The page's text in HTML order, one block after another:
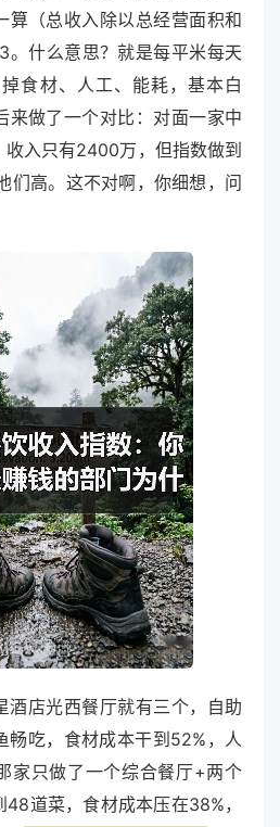
算（总收入除以总经营面积和
。什么意思？就是每平米每天
食材、人工、能耗，基本白
来做了一个对比：对面一家中
入只有2400万，但指数做到
们高。这不对啊，你细想，问
酒店光西餐厅就有三个，自助
畅吃，食材成本干到52%，人
家只做了一个综合餐厅+两个
道菜，食材成本压在38%，